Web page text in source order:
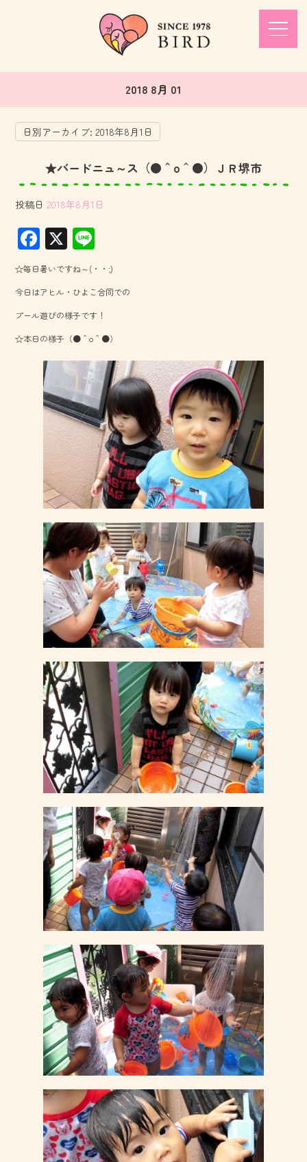
2018 8月 01
日別アーカイブ:2018年8月1日
★バードニュ～ス（●＾o＾●）ＪＲ堺市
投稿日 2018年8月1日
F
ac
e
b
o
ok
X
ne
☆毎日暑いですね～(・・;)
今日はアヒル・ひよこ合同での
プール遊びの様子です！
☆本日の様子（●＾o＾●）